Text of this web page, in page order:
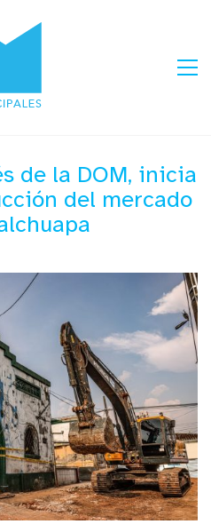
de la DOM, inicia
del mercado